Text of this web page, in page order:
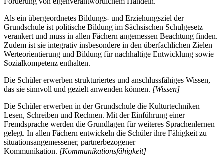
Als ein übergeordnetes Bildungs- und Erziehungsziel der
Grundschule ist politische Bildung im Sächsischen Schulgesetz
verankert und muss in allen Fächern angemessen Beachtung finden.
Zudem ist sie integrativ insbesondere in den überfachlichen Zielen
Werteorientierung und Bildung für nachhaltige Entwicklung sowie
Sozialkompetenz enthalten.
Die Schüler erwerben strukturiertes und anschlussfähiges Wissen,
das sie sinnvoll und gezielt anwenden können. [Wissen]
Die Schüler erwerben in der Grundschule die Kulturtechniken
Lesen, Schreiben und Rechnen. Mit der Einführung einer
Fremdsprache werden die Grundlagen für weiteres Sprachenlernen
gelegt. In allen Fächern entwickeln die Schüler ihre Fähigkeit zu
situationsangemessener, partnerbezogener
Kommunikation. [Kommunikationsfähigkeit]